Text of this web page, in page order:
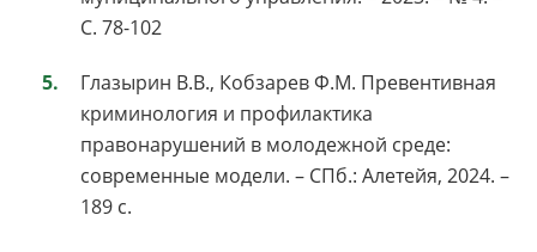
С. 78-102
Глазырин В.В., Кобзарев Ф.М. Превентивная
криминология и профилактика
правонарушений в молодежной среде:
современные модели. – СПб.: Алетейя, 2024. –
189 с.